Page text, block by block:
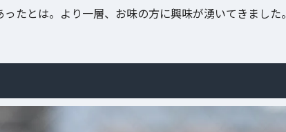
たとは。より一層、お味の方に興味が湧いてきました。